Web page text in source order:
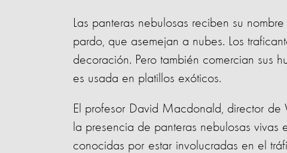
Las panteras nebulosas reciben su
pardo, que asemejan a nubes. Los
decoración. Pero también comercian sus
es usada en platillos exóticos.
El profesor David Macdonald, director de
la presencia de panteras nebulosas vivas
conocidas por estar involucradas en el